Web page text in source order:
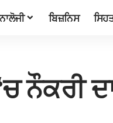
ਬਿਜ਼ਨਿਸ
ਨੌਕਰੀ